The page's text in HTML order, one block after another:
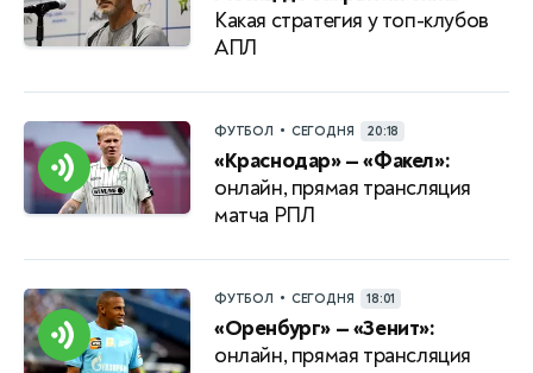
Какая стратегия у топ-клубов
АПЛ
ФУТБОЛ • СЕГОДНЯ 20:18
«Краснодар» — «Факел»:
онлайн, прямая трансляция
матча РПЛ
ФУТБОЛ • СЕГОДНЯ 18:01
«Оренбург» — «Зенит»:
онлайн, прямая трансляция